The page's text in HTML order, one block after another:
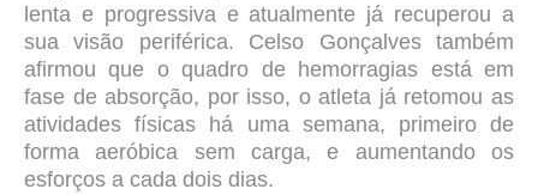
lenta e progressiva e atualmente já recuperou a
sua visão periférica. Celso Gonçalves também
afirmou que o quadro de hemorragias está em
fase de absorção, por isso, o atleta já retomou as
atividades físicas há uma semana, primeiro de
forma aeróbica sem carga, e aumentando os
esforços a cada dois dias.